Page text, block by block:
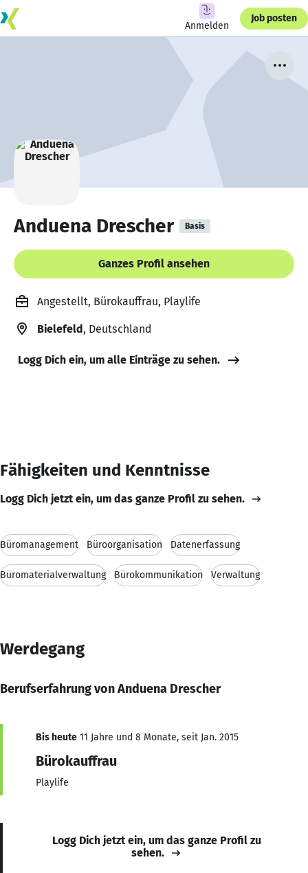
Anmelden
Job posten
Anduena Drescher Basis
Ganzes Profil ansehen
Angestellt, Bürokauffrau, Playlife
Bielefeld, Deutschland
Logg Dich ein, um alle Einträge zu sehen.
Fähigkeiten und Kenntnisse
Logg Dich jetzt ein, um das ganze Profil zu sehen.
Büromanagement Büroorganisation Datenerfassung
Büromaterialverwaltung Bürokommunikation Verwaltung
Werdegang
Berufserfahrung von Anduena Drescher
Bis heute 11 Jahre und 8 Monate, seit Jan. 2015
Bürokauffrau
Playlife
Logg Dich jetzt ein, um das ganze Profil zu
sehen.